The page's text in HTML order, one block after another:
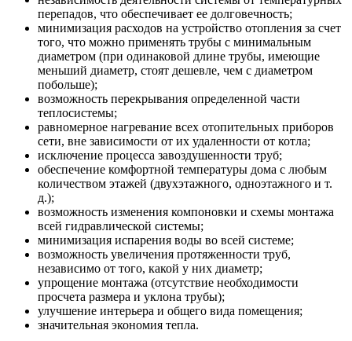
перепадов, что обеспечивает ее долговечность;
минимизация расходов на устройство отопления за счет
того, что можно применять трубы с минимальным
диаметром (при одинаковой длине трубы, имеющие
меньший диаметр, стоят дешевле, чем с диаметром
побольше);
возможность перекрывания определенной части
теплосистемы;
равномерное нагревание всех отопительных приборов
сети, вне зависимости от их удаленности от котла;
исключение процесса завоздушенности труб;
обеспечение комфортной температуры дома с любым
количеством этажей (двухэтажного, одноэтажного и т.
д.);
возможность изменения компоновки и схемы монтажа
всей гидравлической системы;
минимизация испарения воды во всей системе;
возможность увеличения протяженности труб,
независимо от того, какой у них диаметр;
упрощение монтажа (отсутствие необходимости
просчета размера и уклона трубы);
улучшение интерьера и общего вида помещения;
значительная экономия тепла.